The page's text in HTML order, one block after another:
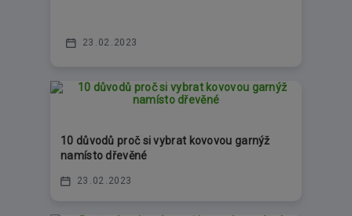
23 02 2023
23 02 2023
10 důvodů proč si vybrat kovovou garnýž
namísto dřevěné